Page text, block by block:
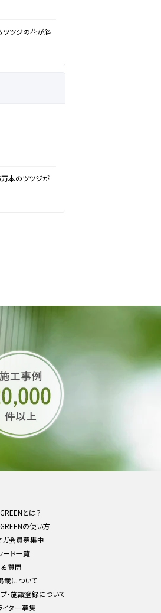
ツツジの花が斜
万本のツツジが
とは？
の使い方
ガ会員募集中
ード一覧
る質問
載について
プ・施設登録について
イター募集